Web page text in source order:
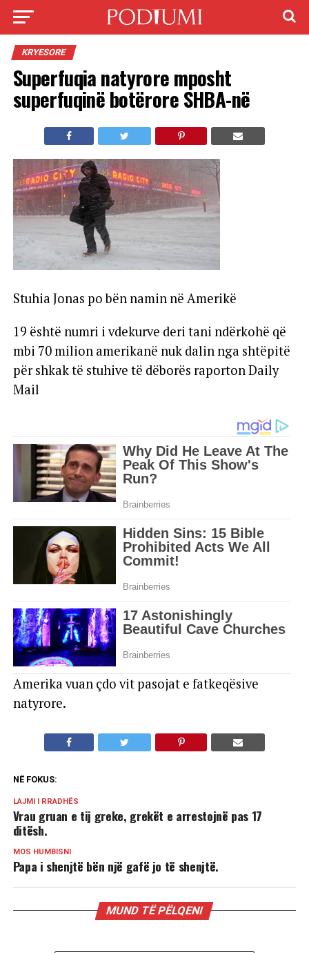
KRYESORE
Superfuqia natyrore mposht
superfuqinë botërore SHBA-në
Stuhia Jonas po bën namin në Amerikë
19 është numri i vdekurve deri tani ndërkohë që
mbi 70 milion amerikanë nuk dalin nga shtëpitë
për shkak të stuhive të dëborës raporton Daily
Mail
Amerika vuan çdo vit pasojat e fatkeqësive
natyrore.
NË FOKUS:
LAJMI I RRADHËS
Vrau gruan e tij greke, grekët e arrestojnë pas 17
ditësh.
MOS HUMBISNI
Papa i shenjtë bën një gafë jo të shenjtë.
MUND TË PËLQENI